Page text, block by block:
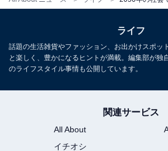
も、社会のニーズに合うように子ど
ました。
来人材ビジョン」（2022年5月）に
2050年の人材に求められる能力はま
わかります。
ライフ
話題の生活雑貨やファッション、お出かけスポッ
と楽しく、豊かになるヒントが満載。編集部が独
のライフスタイル事情も公開しています。
関連サービス
All About
イチオシ